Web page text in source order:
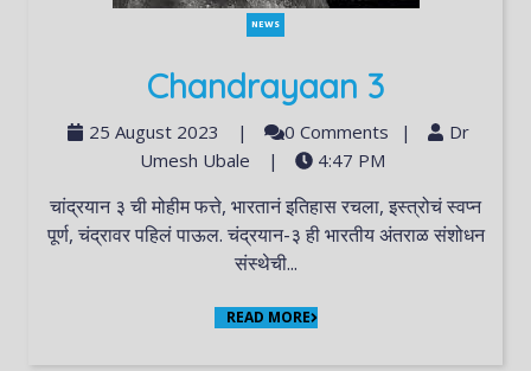
NEWS
Chandrayaan 3
25 August 2023 | 0 Comments |
Dr
Umesh Ubale
| 4:47 PM
चांद्रयान ३ ची मोहीम फत्ते, भारतानं इतिहास रचला, इस्त्रोचं स्वप्न
पूर्ण, चंद्रावर पहिलं पाऊल. चंद्रयान-३ ही भारतीय अंतराळ संशोधन
संस्थेची...
READ MORE